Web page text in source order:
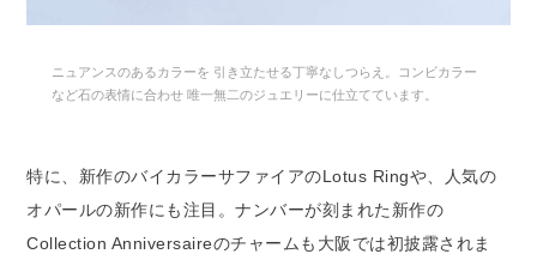
ニュアンスのあるカラーを 引き立たせる丁寧なしつらえ。コンビカラー
など石の表情に合わせ 唯一無二のジュエリーに仕立てています。
特に、新作のバイカラーサファイアのLotus Ringや、人気の
オパールの新作にも注目。ナンバーが刻まれた新作の
Collection Anniversaireのチャームも大阪では初披露されま